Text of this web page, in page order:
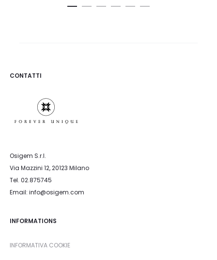
CONTATTI
Osigem S.r.l.
Via Mazzini 12, 20123 Milano
Tel. 02.875745
Email: info@osigem.com
INFORMATIONS
INFORMATIVA COOKIE